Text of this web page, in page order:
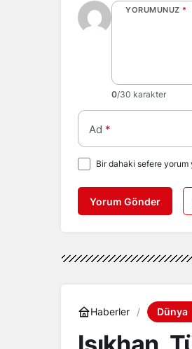
YORUMUNUZ *
0/30 karakter
Ad *
Bir dahaki sefere yorum
Yorum Gönder
Haberler Dünya